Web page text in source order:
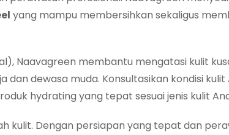
yang mampu membersihkan sekaligus
Naavagreen membantu mengatasi kulit
dewasa muda. Konsultasikan kondisi kulit
hydrating yang tepat sesuai jenis kulit
kulit. Dengan persiapan yang tepat dan